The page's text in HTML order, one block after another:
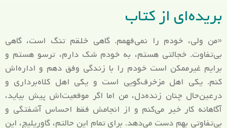
بریده‌ای از کتاب
«من ولی، خودم را نمی‌فهمم. گاهی خلقم تنگ است، گاهی
بی‌تفاوت. خجالتی هستم، به خودم شک دارم، ترسو هستم و
برایم غیرممکن است خودم را با زندگی وفق دهم و اداره‌اش
کنم. یکی اهل مزخرف‌گویی است و یکی اهل کلاه‌برداری و
درعین‌حال چنان زنده‌دل، من اما اگر موقعیت‌اش پیش بیاید،
آگاهانه کار خیر می‌کنم و از انجامش فقط احساس آشفتگی و
بی‌تفاوتی بهم دست می‌دهد. برای تمام این حالتم، گاوریلیچ، این